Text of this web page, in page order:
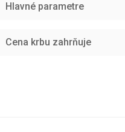
Hlavné parametre
Cena krbu zahrňuje